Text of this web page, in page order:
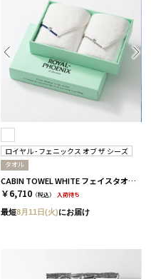
ロイヤル - フェニックス オブ ザ シーズ
タオル
CABIN TOWEL WHITE フェイスタオル 2枚セット / ROYAL BLUE×MIST GREY［ロイヤル - フェニックス オブ ザ シーズ］
￥6,710 （税込） 入荷待ち
最短8月11日(火)にお届け